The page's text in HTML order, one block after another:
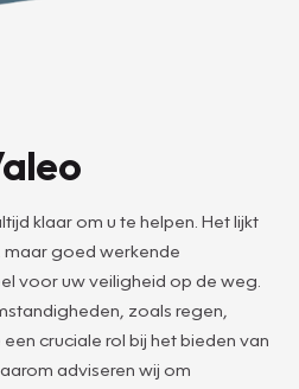
klaar om u te helpen. Het lijkt
maar goed werkende
voor uw veiligheid op de weg.
zoals regen,
cruciale rol bij het bieden van
adviseren wij om